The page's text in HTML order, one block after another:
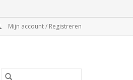
Mijn account / Registreren